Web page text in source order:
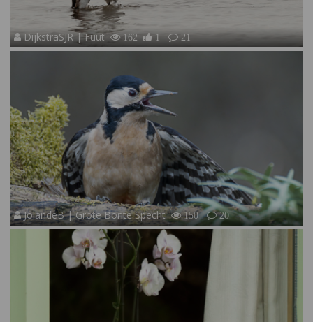
DijkstraSJR | Fuut 162 1 21
JolandeB | Grote Bonte Specht 150 20